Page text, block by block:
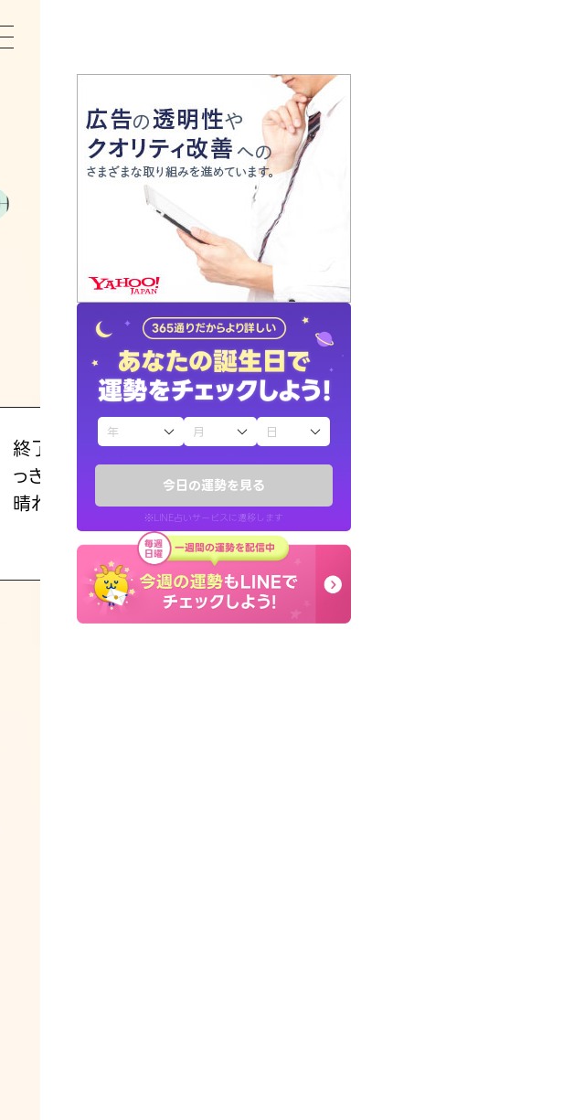
今日の運勢を見る
※LINE占いサービスに遷移します
トップ
ユーザーの声
占いの流れ
おすすめの占い師
よくある質問
えもじの子（占）12星座占い
お知らせ
終了後とても前向きな気持ちで、さ
っきまでの心のモヤが嘘のように
晴れました。
30代 女性